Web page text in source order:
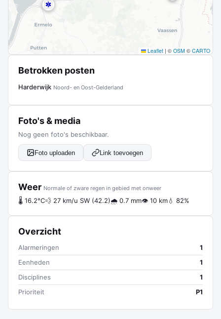
Leaflet | © OSM © CARTO
Betrokken posten
Harderwijk Noord- en Oost-Gelderland
Foto's & media
Nog geen foto's beschikbaar.
Foto uploaden Link toevoegen
Weer Normale of zware regen in gebied met onweer
🌡 16.2°C💨 27 km/u SW (42.2)🌧 0.7 mm👁 10 km💧 82%
Overzicht
Alarmeringen
1
Eenheden
1
Disciplines
1
Prioriteit
P1